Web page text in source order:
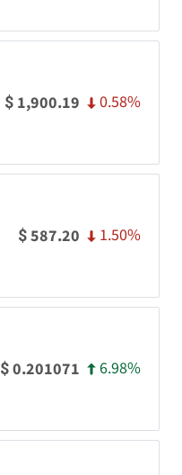
$ 1,900.19 0.58%
$587.20 1.50%
$0.201071 6.98%